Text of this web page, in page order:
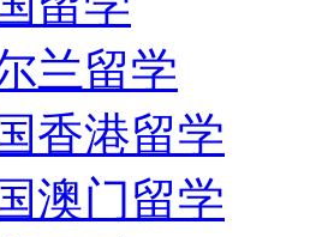
兰留学
香港留学
澳门留学